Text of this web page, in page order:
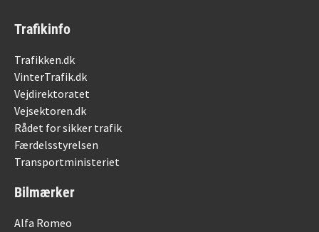
Trafikinfo
Trafikken.dk
VinterTrafik.dk
Vejdirektoratet
Vejsektoren.dk
Rådet for sikker trafik
Færdelsstyrelsen
Transportministeriet
Bilmærker
Alfa Romeo